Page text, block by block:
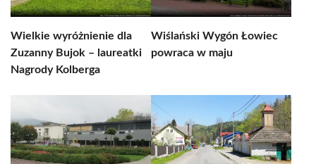
Wielkie wyróżnienie dla
Zuzanny Bujok – laureatki
Nagrody Kolberga
Wiślański Wygón Łowiec
powraca w maju